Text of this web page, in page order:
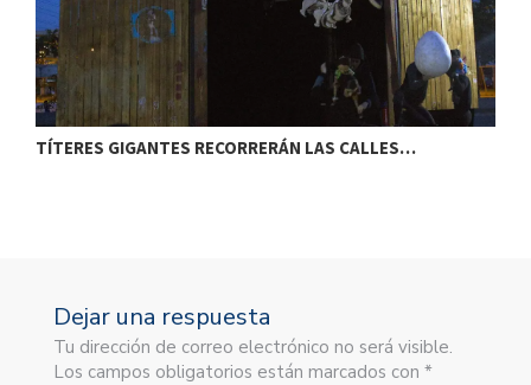
TÍTERES GIGANTES RECORRERÁN LAS CALLES…
Dejar una respuesta
Tu dirección de correo electrónico no será visible.
Los campos obligatorios están marcados con *